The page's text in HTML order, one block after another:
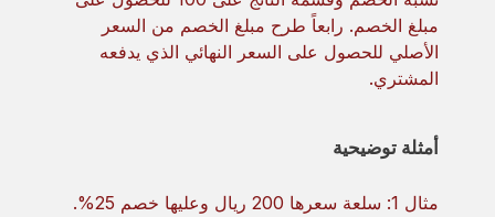
مبلغ الخصم. رابعاً طرح مبلغ الخصم من السعر
الأصلي للحصول على السعر النهائي الذي يدفعه
المشتري.
أمثلة توضيحية
مثال 1: سلعة سعرها 200 ريال وعليها خصم 25%.